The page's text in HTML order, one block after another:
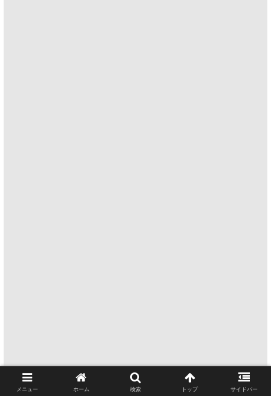
メニュー ホーム 検索 トップ サイドバー